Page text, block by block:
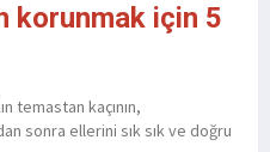
korunmak için 5
temastan kaçının,
sonra ellerini sık sık ve doğru